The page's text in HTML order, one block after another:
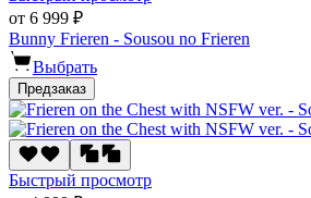
от 6 999 ₽
Bunny Frieren - Sousou no Frieren
Выбрать
Предзаказ
Быстрый просмотр